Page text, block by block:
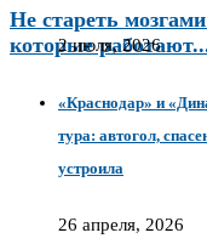
Не стареть
которые2 июля, 2026
«Краснодар» и
тура: автогол,
устроила
26 апреля, 2026